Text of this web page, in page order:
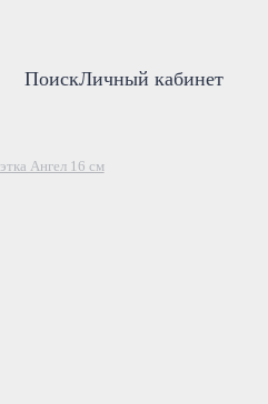
ПоискЛичный кабинет
Ангел 16 см